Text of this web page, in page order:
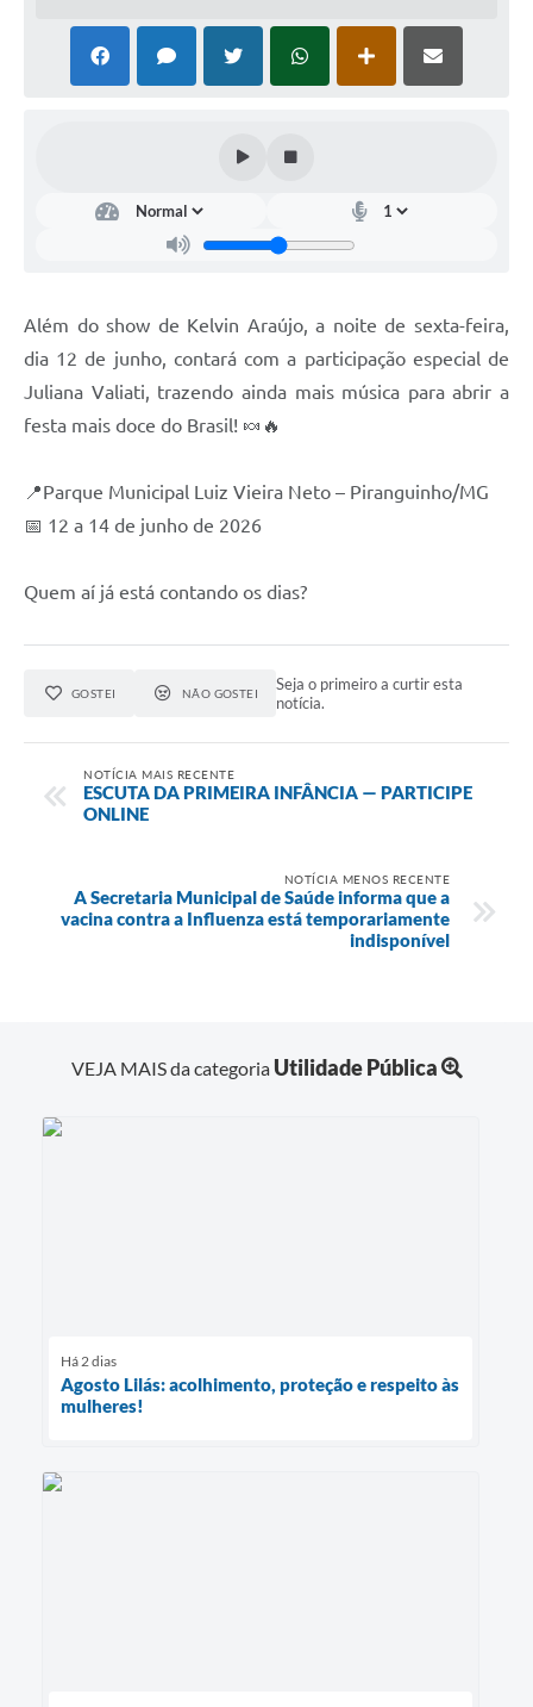
Além do show de Kelvin Araújo, a noite de sexta-feira,
dia 12 de junho, contará com a participação especial de
Juliana Valiati, trazendo ainda mais música para abrir a
festa mais doce do Brasil! 🍬🔥
📍Parque Municipal Luiz Vieira Neto – Piranguinho/MG
📅 12 a 14 de junho de 2026
Quem aí já está contando os dias?
GOSTEI NÃO GOSTEI
Seja o primeiro a curtir esta
notícia.
NOTÍCIA MAIS RECENTE
ESCUTA DA PRIMEIRA INFÂNCIA — PARTICIPE
ONLINE
NOTÍCIA MENOS RECENTE
A Secretaria Municipal de Saúde informa que a
vacina contra a Influenza está temporariamente
indisponível
VEJA MAIS da categoria Utilidade Pública
Há 2 dias
Agosto Lilás: acolhimento, proteção e respeito às
mulheres!